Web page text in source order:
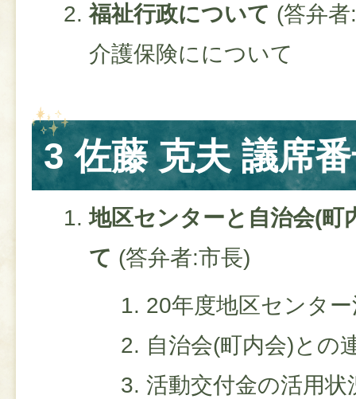
福祉行政について (答弁
介護保険にについて
3 佐藤 克夫 議席
地区センターと自治会(町
て (答弁者:市長)
20年度地区センタ
自治会(町内会)との
活動交付金の活用状